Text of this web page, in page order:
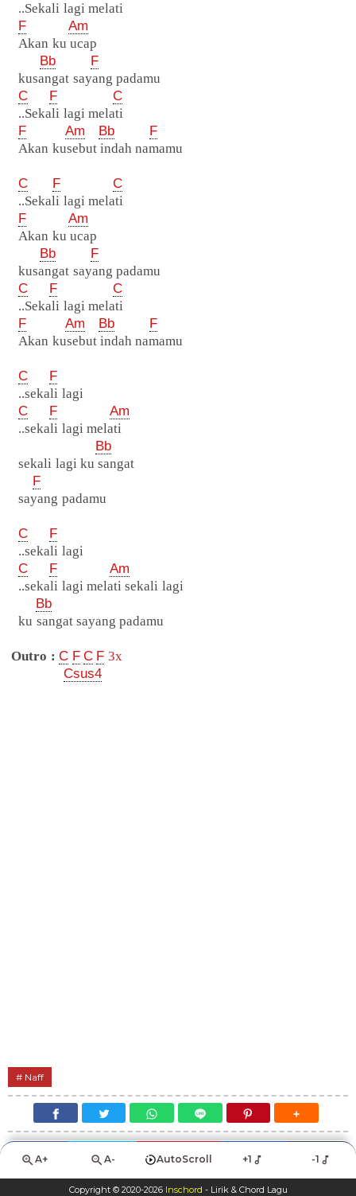
..Sekali lagi melati
F
Am
Akan ku ucap
Bb
F
kusangat sayang padamu
C
F
C
..Sekali lagi melati
F
Am Bb
F
Akan kusebut indah namamu
C F
C
..Sekali lagi melati
F
Am
Akan ku ucap
Bb
F
kusangat sayang padamu
C
F
C
..Sekali lagi melati
F
Am Bb
F
Akan kusebut indah namamu
C
F
..sekali lagi
C
F
Am
..sekali lagi melati
Bb
sekali lagi ku sangat
F
sayang padamu
C
F
..sekali lagi
C
F
Am
..sekali lagi melati sekali lagi
Bb
ku sangat sayang padamu
Outro : C F C F 3x
Csus4
Naff
A+ A- AutoScroll +1 -1
Copyright © 2020-2026 Inschord - Lirik & Chord Lagu